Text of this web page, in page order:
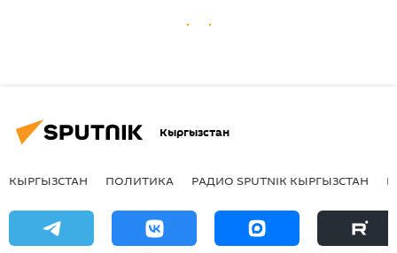
Кыргызстан
КЫРГЫЗСТАН ПОЛИТИКА РАДИО SPUTNIK КЫРГЫЗСТАН